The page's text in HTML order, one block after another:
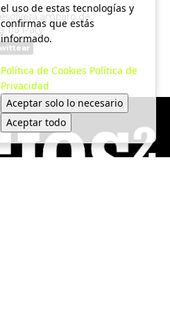
amparo de
Tía Paty
el uso de estas tecnologías y
confirmas que estás
informado.
Política de Cookies Política de
Privacidad
Aceptar solo lo necesario
Aceptar todo